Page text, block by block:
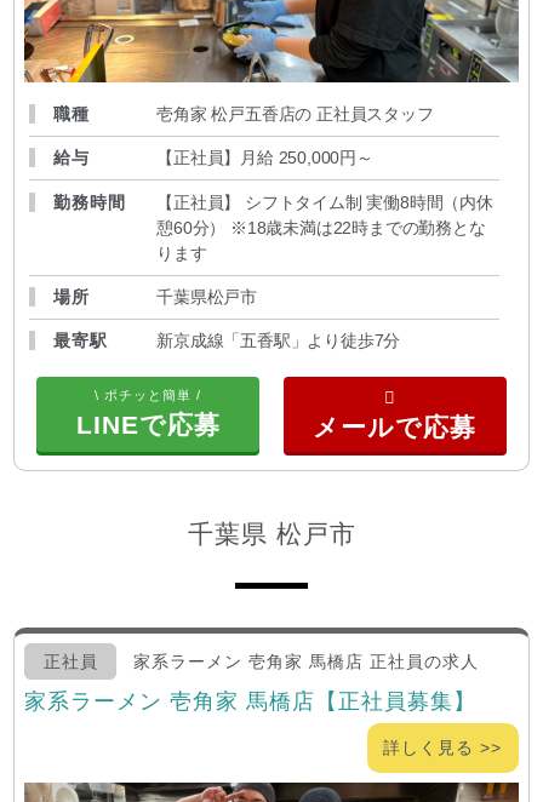
職種 壱角家 松戸五香店の 正社員スタッフ
給与 【正社員】月給 250,000円～
勤務時間
【正社員】 シフトタイム制 実働8時間（内休
憩60分） ※18歳未満は22時までの勤務とな
ります
場所 千葉県松戸市
最寄駅 新京成線「五香駅」より徒歩7分
\ ポチッと簡単 /
LINEで応募
千葉県 松戸市
正社員 家系ラーメン 壱角家 馬橋店 正社員の求人
家系ラーメン 壱角家 馬橋店【正社員募集】
詳しく見る >>